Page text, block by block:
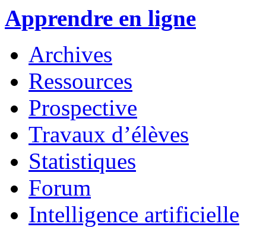
Apprendre en ligne
Archives
Ressources
Prospective
Travaux d’élèves
Statistiques
Forum
Intelligence artificielle